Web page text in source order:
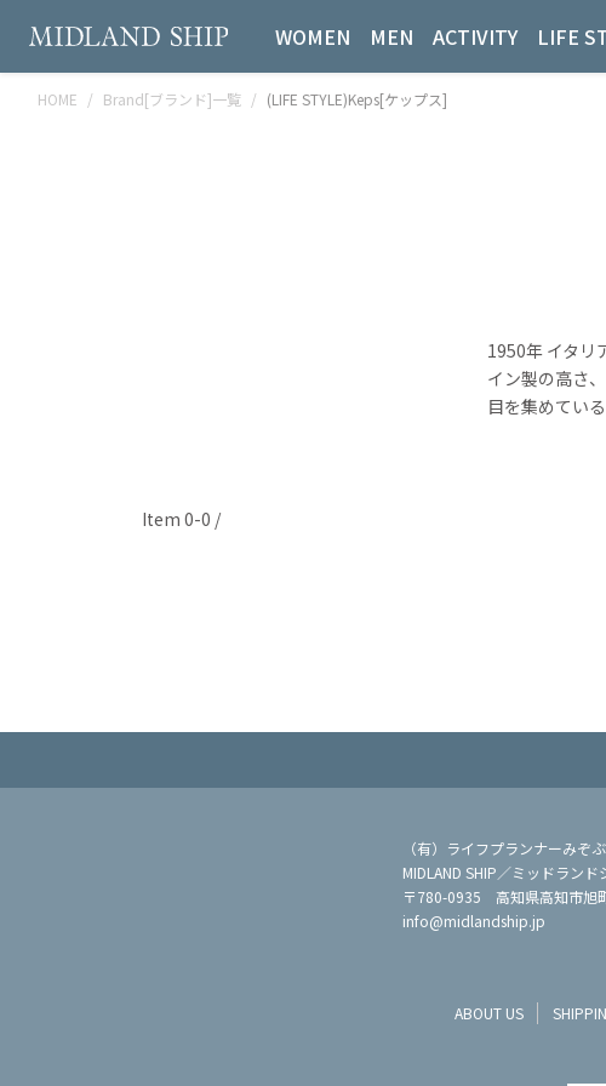
WOMEN MEN ACTIVITY LIFE
HOME Brand[ブランド]一覧 (LIFE STYLE)Keps[ケップス]
1950年 イタリ
イン製の高さ
目を集めてい
Item 0-0 /
（有）ライフプランナーみぞ
MIDLAND SHIP／ミッドランド
〒780-0935 高知県高知市旭
info@midlandship.jp
ABOUT US